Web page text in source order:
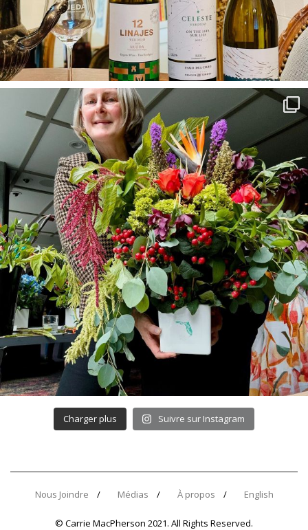
Charger plus Suivre sur Instagram
Nous Joindre Médias À propos English
© Carrie MacPherson 2021. All Rights Reserved.